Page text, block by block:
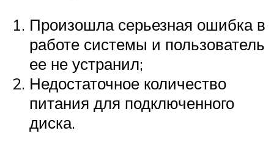
Произошла серьезная ошибка в
работе системы и пользователь
ее не устранил;
Недостаточное количество
питания для подключенного
диска.